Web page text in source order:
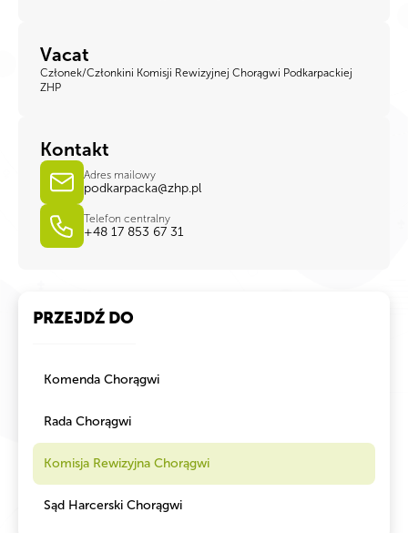
Vacat
Członek/Członkini Komisji Rewizyjnej Chorągwi Podkarpackiej
ZHP
Kontakt
Adres mailowy
podkarpacka@zhp.pl
Telefon centralny
+48 17 853 67 31
PRZEJDŹ DO
Komenda Chorągwi
Rada Chorągwi
Komisja Rewizyjna Chorągwi
Sąd Harcerski Chorągwi